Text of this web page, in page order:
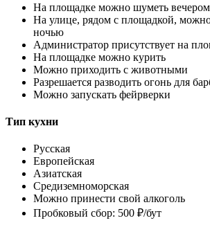
На площадке можно шуметь
На улице, рядом с площадкой,
ночью
Администратор присутствует на
На площадке можно курить
Можно приходить с животными
Разрешается разводить огонь для
Можно запускать фейрверки
Тип кухни
Русская
Европейская
Азиатская
Средиземноморская
Можно принести свой алкоголь
Пробковый сбор: 500 ₽/бут